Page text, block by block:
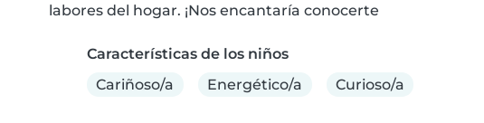
labores del hogar. ¡Nos encantaría conocerte
Características de los niños
Cariñoso/a
Energético/a Curioso/a